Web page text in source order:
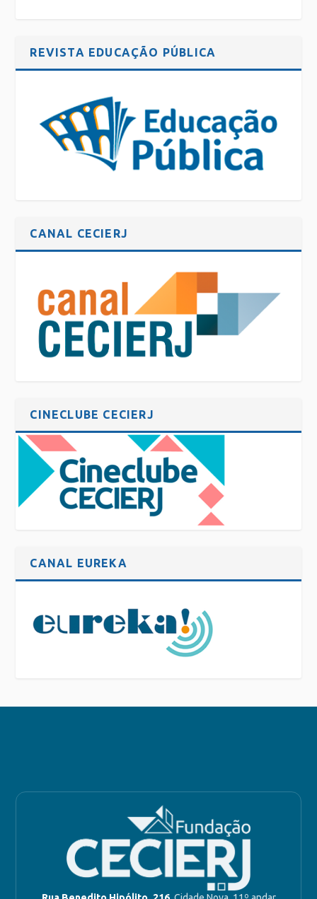
REVISTA EDUCAÇÃO PÚBLICA
CANAL CECIERJ
CINECLUBE CECIERJ
CANAL EUREKA